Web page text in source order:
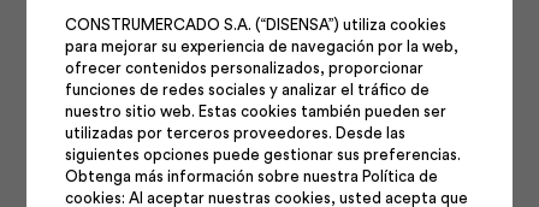
25 26 27 28 29
CONSTRUMERCADO S.A. (“DISENSA”) utiliza cookies
para mejorar su experiencia de navegación por la web,
ofrecer contenidos personalizados, proporcionar
funciones de redes sociales y analizar el tráfico de
nuestro sitio web. Estas cookies también pueden ser
utilizadas por terceros proveedores. Desde las
siguientes opciones puede gestionar sus preferencias.
Obtenga más información sobre nuestra Política de
cookies: Al aceptar nuestras cookies, usted acepta que